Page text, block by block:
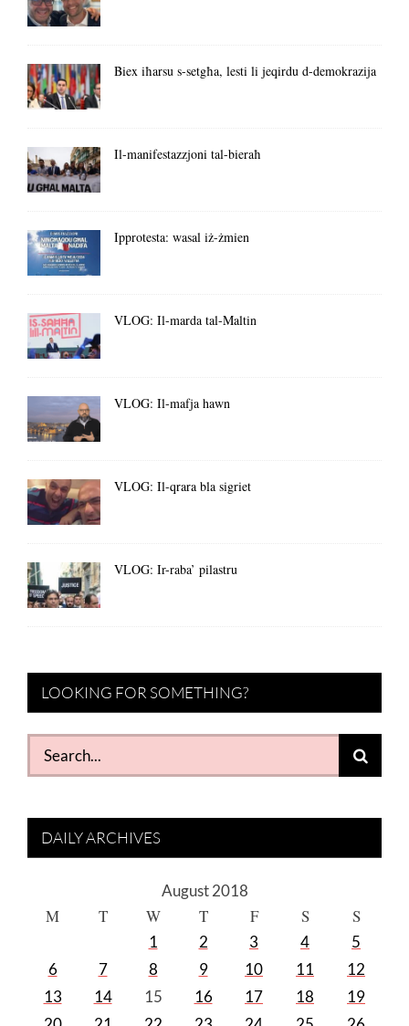
Biex iħarsu s-setgħa, lesti li jeqirdu d-demokrazija
Il-manifestazzjoni tal-bieraħ
Ipprotesta: wasal iż-żmien
VLOG: Il-marda tal-Maltin
VLOG: Il-mafja hawn
VLOG: Il-qrara bla sigriet
VLOG: Ir-raba’ pilastru
LOOKING FOR SOMETHING?
Search
for:
DAILY ARCHIVES
August 2018
M T W T F S S
1 2 3 4
5
6
7 8 9 10 11
12
13
14 15 16 17 18
19